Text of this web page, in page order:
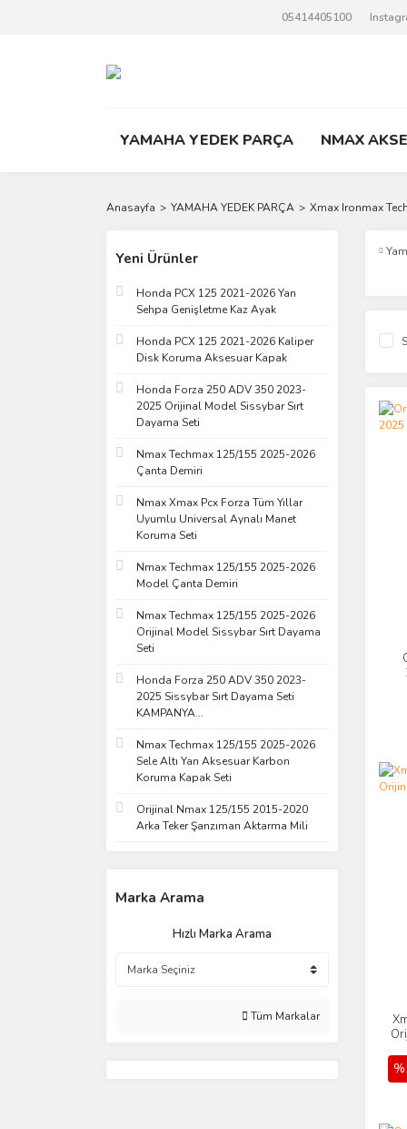
05414405100
YAMAHA YEDEK PARÇA NMAX
Anasayfa YAMAHA YEDEK PARÇA Xmax Ironmax
Yeni Ürünler
Honda PCX 125 2021-2026 Yan
Sehpa Genişletme Kaz Ayak
Honda PCX 125 2021-2026 Kaliper
Disk Koruma Aksesuar Kapak
Honda Forza 250 ADV 350 2023-
2025 Orijinal Model Sissybar Sırt
Dayama Seti
Nmax Techmax 125/155 2025-2026
Çanta Demiri
Nmax Xmax Pcx Forza Tüm Yıllar
Uyumlu Universal Aynalı Manet
Koruma Seti
Nmax Techmax 125/155 2025-2026
Model Çanta Demiri
Nmax Techmax 125/155 2025-2026
Orijinal Model Sissybar Sırt Dayama
Seti
Honda Forza 250 ADV 350 2023-
2025 Sissybar Sırt Dayama Seti
KAMPANYA...
Nmax Techmax 125/155 2025-2026
Sele Altı Yan Aksesuar Karbon
Koruma Kapak Seti
Orijinal Nmax 125/155 2015-2020
Arka Teker Şanzıman Aktarma Mili
Marka Arama
Hızlı Marka Arama
Tüm Markalar